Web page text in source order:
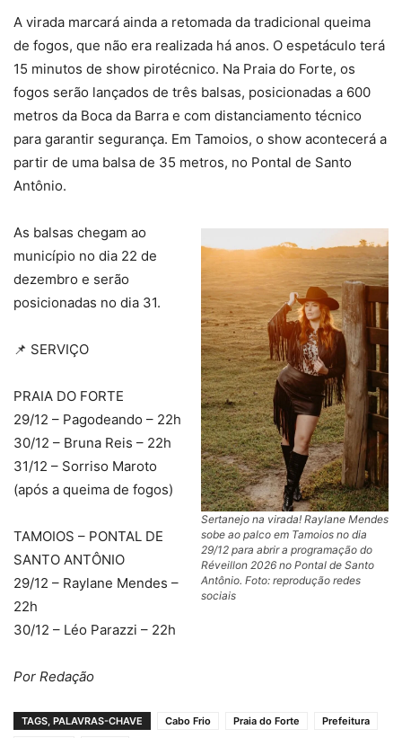
A virada marcará ainda a retomada da tradicional queima
de fogos, que não era realizada há anos. O espetáculo terá
15 minutos de show pirotécnico. Na Praia do Forte, os
fogos serão lançados de três balsas, posicionadas a 600
metros da Boca da Barra e com distanciamento técnico
para garantir segurança. Em Tamoios, o show acontecerá a
partir de uma balsa de 35 metros, no Pontal de Santo
Antônio.
Sertanejo na virada! Raylane Mendes
sobe ao palco em Tamoios no dia
29/12 para abrir a programação do
Réveillon 2026 no Pontal de Santo
Antônio. Foto: reprodução redes
sociais
As balsas chegam ao
município no dia 22 de
dezembro e serão
posicionadas no dia 31.
📌 SERVIÇO
PRAIA DO FORTE
29/12 – Pagodeando – 22h
30/12 – Bruna Reis – 22h
31/12 – Sorriso Maroto
(após a queima de fogos)
TAMOIOS – PONTAL DE
SANTO ANTÔNIO
29/12 – Raylane Mendes –
22h
30/12 – Léo Parazzi – 22h
Por Redação
TAGS, PALAVRAS-CHAVE Cabo Frio Praia do Forte
Prefeitura